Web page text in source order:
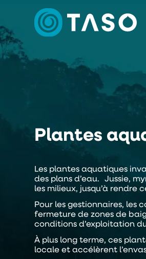
Plantes
Les plantes aquatiques
des plans d’eau. Jussie,
les milieux, jusqu’à rendre
Pour les gestionnaires, les
fermeture de zones de
conditions d’exploitation
À plus long terme, ces
locale et accélèrent